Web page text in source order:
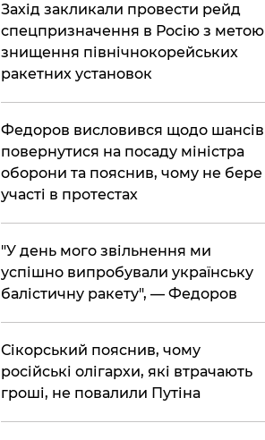
​Захід закликали провести рейд
спецпризначення в Росію з метою
знищення північнокорейських
ракетних установок
​Федоров висловився щодо шансів
повернутися на посаду міністра
оборони та пояснив, чому не бере
участі в протестах
​"У день мого звільнення ми
успішно випробували українську
балістичну ракету", — Федоров
​Сікорський пояснив, чому
російські олігархи, які втрачають
гроші, не повалили Путіна